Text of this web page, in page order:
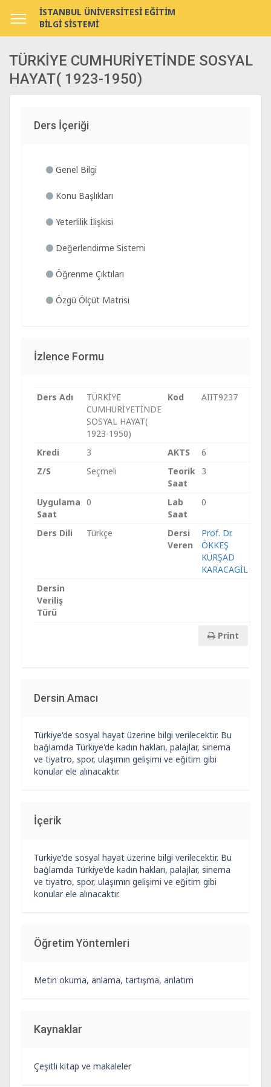
İSTANBUL ÜNİVERSİTESİ EĞİTİM
BİLGİ SİSTEMİ
TÜRKİYE CUMHURİYETİNDE SOSYAL
HAYAT( 1923-1950)
Ders İçeriği
Genel Bilgi
Konu Başlıkları
Yeterlilik İlişkisi
Değerlendirme Sistemi
Öğrenme Çıktıları
Özgü Ölçüt Matrisi
İzlence Formu
Ders Adı
TÜRKİYE
CUMHURİYETİNDE
SOSYAL HAYAT(
1923-1950)
Kod AIIT9237
Kredi 3 AKTS
6
Z/S
Seçmeli
Teorik
Saat
3
Uygulama
Saat
0
Lab
Saat
0
Ders Dili Türkçe
Dersi
Veren
Prof. Dr.
ÖKKEŞ
KÜRŞAD
KARACAGİL
Dersin
Veriliş
Türü
Print
Dersin Amacı
Türkiye'de sosyal hayat üzerine bilgi verilecektir. Bu
bağlamda Türkiye'de kadın hakları, palajlar, sinema
ve tiyatro, spor, ulaşımın gelişimi ve eğitim gibi
konular ele alınacaktır.
İçerik
Türkiye'de sosyal hayat üzerine bilgi verilecektir. Bu
bağlamda Türkiye'de kadın hakları, palajlar, sinema
ve tiyatro, spor, ulaşımın gelişimi ve eğitim gibi
konular ele alınacaktır.
Öğretim Yöntemleri
Metin okuma, anlama, tartışma, anlatım
Kaynaklar
Çeşitli kitap ve makaleler